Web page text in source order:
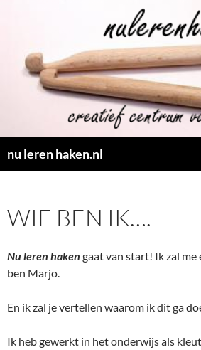
inhoud
nu leren haken.nl
WIE BEN IK….
Nu leren haken gaat van start! Ik zal
ben Marjo.
En ik zal je vertellen waarom ik dit ga
Ik heb gewerkt in het onderwijs als